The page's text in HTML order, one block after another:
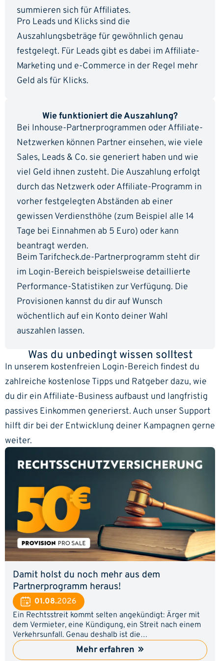
summieren sich für Affiliates.
Pro Leads und Klicks sind die
Auszahlungsbeträge für gewöhnlich genau
festgelegt. Für Leads gibt es dabei im Affiliate-
Marketing und e-Commerce in der Regel mehr
Geld als für Klicks.
Wie funktioniert die Auszahlung?
Bei Inhouse-Partnerprogrammen oder Affiliate-
Netzwerken können Partner einsehen, wie viele
Sales, Leads & Co. sie generiert haben und wie
viel Geld ihnen zusteht. Die Auszahlung erfolgt
durch das Netzwerk oder Affiliate-Programm in
vorher festgelegten Abständen ab einer
gewissen Verdiensthöhe (zum Beispiel alle 14
Tage bei Einnahmen ab 5 Euro) oder kann
beantragt werden.
Beim Tarifcheck.de-Partnerprogramm steht dir
im Login-Bereich beispielsweise detaillierte
Performance-Statistiken zur Verfügung. Die
Provisionen kannst du dir auf Wunsch
wöchentlich auf ein Konto deiner Wahl
auszahlen lassen.
Was du unbedingt wissen solltest
In unserem kostenfreien Login-Bereich findest du
zahlreiche kostenlose Tipps und Ratgeber dazu, wie
du dir ein Affiliate-Business aufbaust und langfristig
passives Einkommen generierst. Auch unser Support
hilft dir bei der Entwicklung deiner Kampagnen gerne
weiter.
Damit holst du noch mehr aus dem
Partnerprogramm heraus!
01.08.2026
Ein Rechtsstreit kommt selten angekündigt: Ärger mit
dem Vermieter, eine Kündigung, ein Streit nach einem
Verkehrsunfall. Genau deshalb ist die
Rechtsschutzversicherung für viele ein Thema, an dem
sie irgendwann nicht vorbeikommen. Zeig deinen
Mehr erfahren